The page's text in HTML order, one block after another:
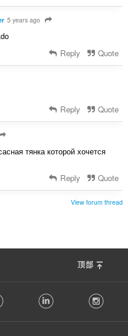
5 years ago
Reply Quote
Reply Quote
тянка которой хочется
Reply Quote
View forum thread
顶部
LinkedIn